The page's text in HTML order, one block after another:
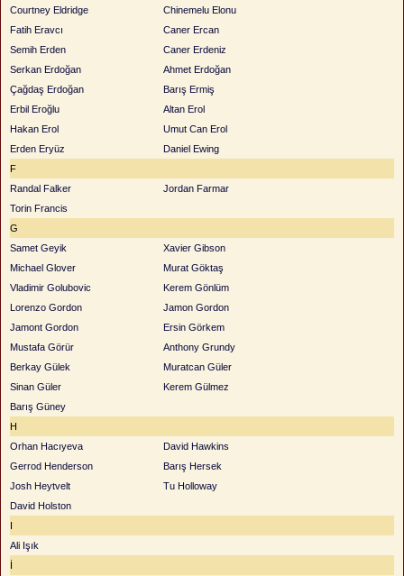
Courtney Eldridge
Chinemelu Elonu
Fatih Eravcı
Caner Ercan
Semih Erden
Caner Erdeniz
Serkan Erdoğan
Ahmet Erdoğan
Çağdaş Erdoğan
Barış Ermiş
Erbil Eroğlu
Altan Erol
Hakan Erol
Umut Can Erol
Erden Eryüz
Daniel Ewing
F
Randal Falker
Jordan Farmar
Torin Francis
G
Samet Geyik
Xavier Gibson
Michael Glover
Murat Göktaş
Vladimir Golubovic
Kerem Gönlüm
Lorenzo Gordon
Jamon Gordon
Jamont Gordon
Ersin Görkem
Mustafa Görür
Anthony Grundy
Berkay Gülek
Muratcan Güler
Sinan Güler
Kerem Gülmez
Barış Güney
H
Orhan Hacıyeva
David Hawkins
Gerrod Henderson
Barış Hersek
Josh Heytvelt
Tu Holloway
David Holston
I
Ali Işık
İ